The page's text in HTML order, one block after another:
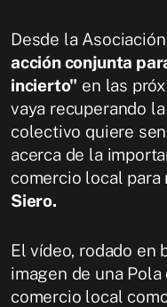
Desde la
acción conjunta
incierto" en las
vaya recuperando
colectivo quiere
acerca de la
comercio local para
Siero.
El vídeo, rodado en
imagen de una
comercio local